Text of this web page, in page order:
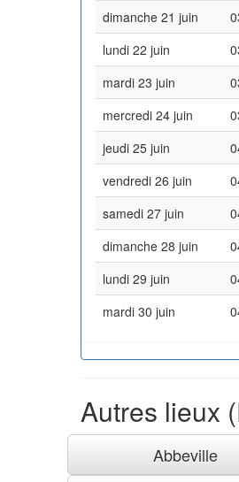
dimanche 21 juin
lundi 22 juin
mardi 23 juin
mercredi 24 juin
jeudi 25 juin
vendredi 26 juin
samedi 27 juin
dimanche 28 juin
lundi 29 juin
mardi 30 juin
Autres lieux
Abbeville